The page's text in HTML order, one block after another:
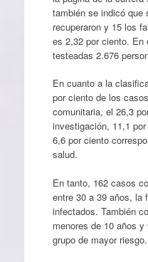
también se indicó que
recuperaron y 15 los
es 2,32 por ciento. En
testeadas 2.676
En cuanto a la
por ciento de los
comunitaria, el 26,3
investigación, 11,1
6,6 por ciento
salud.
En tanto, 162 casos
entre 30 a 39 años, la
infectados. También
menores de 10 años
grupo de mayor riesgo.